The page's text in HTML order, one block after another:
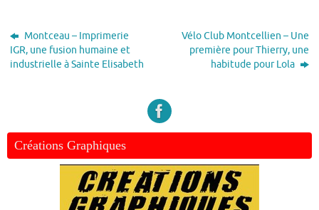
Montceau – Imprimerie
IGR, une fusion humaine et
industrielle à Sainte Elisabeth
Vélo Club Montcellien – Une
première pour Thierry, une
habitude pour Lola
Créations Graphiques